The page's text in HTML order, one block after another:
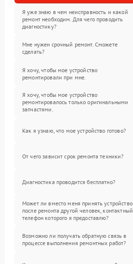
Я уже знаю в чем неисправность и какой
ремонт необходим. Для чего проводить
диагностику?
Мне нужен срочный ремонт. Сможете
сделать?
Я хочу, чтобы мое устройство
ремонтировали при мне.
Я хочу, чтобы мое устройство
ремонтировалось только оригинальными
запчастями.
Как я узнаю, что мое устройство готово?
От чего зависит срок ремонта техники?
Диагностика проводится бесплатно?
Может ли вместо меня принять устройство
после ремонта другой человек, контактный
телефон которого я предоставлю?
Возможно ли получать обратную связь в
процессе выполнения ремонтных работ?